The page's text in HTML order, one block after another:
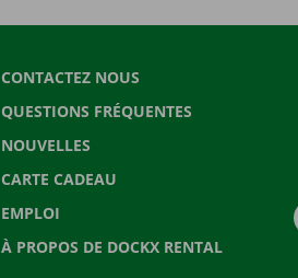
CONTACTEZ NOUS
QUESTIONS FRÉQUENTES
NOUVELLES
CARTE CADEAU
EMPLOI
À PROPOS DE DOCKX RENTAL